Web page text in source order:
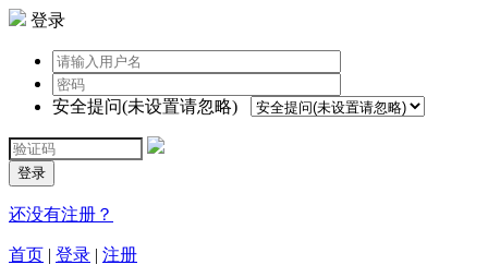
登录
安全提问(未设置请忽略)
登录
还没有注册？
首页 | 登录 | 注册